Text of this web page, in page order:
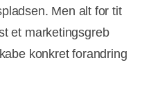
Men alt for tit
et marketingsgreb
konkret forandring